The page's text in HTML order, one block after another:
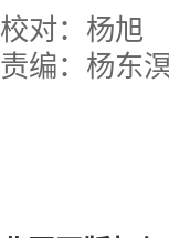
校对：杨旭
责编：杨东